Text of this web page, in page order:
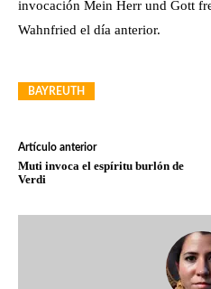
invocación Mein Herr und Gott
Wahnfried el día anterior.
BAYREUTH
Artículo anterior
Muti invoca el espíritu burlón de
Verdi